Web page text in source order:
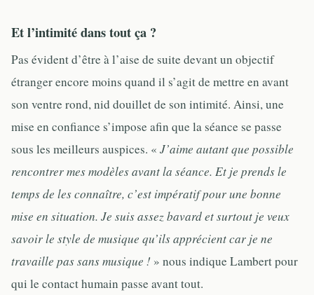
Et l’intimité dans tout ça ?
Pas évident d’être à l’aise de suite devant un objectif
étranger encore moins quand il s’agit de mettre en avant
son ventre rond, nid douillet de son intimité. Ainsi, une
mise en confiance s’impose afin que la séance se passe
sous les meilleurs auspices. « J’aime autant que possible
rencontrer mes modèles avant la séance. Et je prends le
temps de les connaître, c’est impératif pour une bonne
mise en situation. Je suis assez bavard et surtout je veux
savoir le style de musique qu’ils apprécient car je ne
travaille pas sans musique ! » nous indique Lambert pour
qui le contact humain passe avant tout.